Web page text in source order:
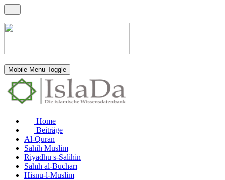
Mobile Menu Toggle
Home
Beiträge
Al-Quran
Sahih Muslim
Riyadhu s-Salihin
Sahīh al-Buchārī
Hisnu-l-Muslim